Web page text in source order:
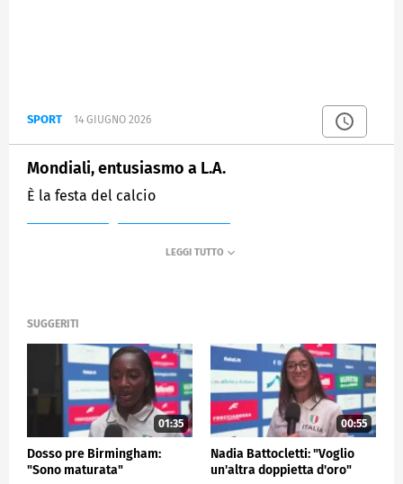
SPORT 14 GIUGNO 2026
Mondiali, entusiasmo a L.A.
È la festa del calcio
SUGGERITI
01:35
Dosso pre Birmingham:
"Sono maturata"
00:55
Nadia Battocletti: "Voglio
un'altra doppietta d'oro"